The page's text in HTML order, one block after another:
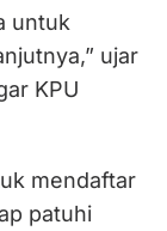
untuk
ujar
KPU
mendaftar
patuhi